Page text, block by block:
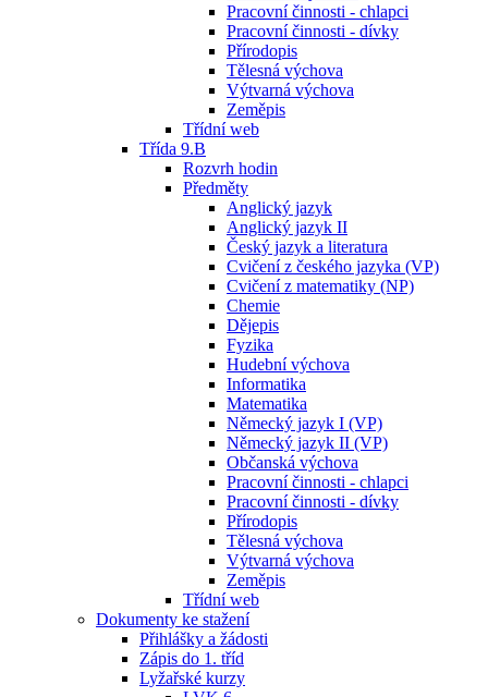
Pracovní činnosti - chlapci
Pracovní činnosti - dívky
Přírodopis
Tělesná výchova
Výtvarná výchova
Zeměpis
Třídní web
Třída 9.B
Rozvrh hodin
Předměty
Anglický jazyk
Anglický jazyk II
Český jazyk a literatura
Cvičení z českého jazyka (VP)
Cvičení z matematiky (NP)
Chemie
Dějepis
Fyzika
Hudební výchova
Informatika
Matematika
Německý jazyk I (VP)
Německý jazyk II (VP)
Občanská výchova
Pracovní činnosti - chlapci
Pracovní činnosti - dívky
Přírodopis
Tělesná výchova
Výtvarná výchova
Zeměpis
Třídní web
Dokumenty ke stažení
Přihlášky a žádosti
Zápis do 1. tříd
Lyžařské kurzy